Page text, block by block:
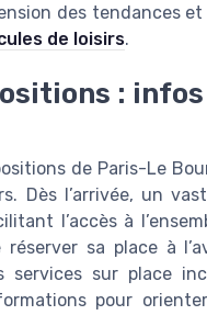
des tendances
de loisirs.
:
de Paris-Le
Dès l’arrivée, un
l’accès à
sa place à
sur place
pour